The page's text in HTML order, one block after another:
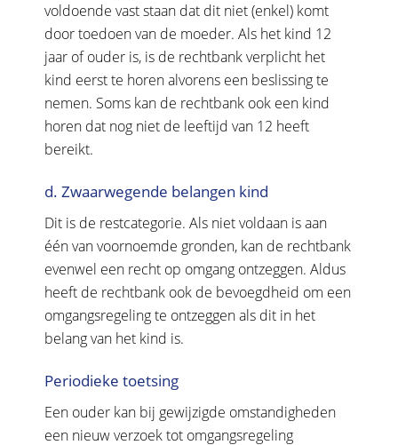
voldoende vast staan dat dit niet (enkel) komt
door toedoen van de moeder. Als het kind 12
jaar of ouder is, is de rechtbank verplicht het
kind eerst te horen alvorens een beslissing te
nemen. Soms kan de rechtbank ook een kind
horen dat nog niet de leeftijd van 12 heeft
bereikt.
d. Zwaarwegende belangen kind
Dit is de restcategorie. Als niet voldaan is aan
één van voornoemde gronden, kan de rechtbank
evenwel een recht op omgang ontzeggen. Aldus
heeft de rechtbank ook de bevoegdheid om een
omgangsregeling te ontzeggen als dit in het
belang van het kind is.
Periodieke toetsing
Een ouder kan bij gewijzigde omstandigheden
een nieuw verzoek tot omgangsregeling